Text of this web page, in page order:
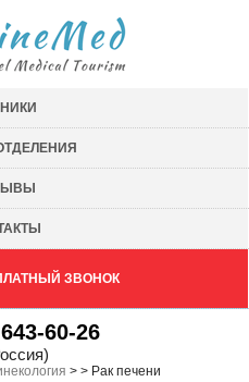
ЗВОНОК
60-26
> > Рак печени